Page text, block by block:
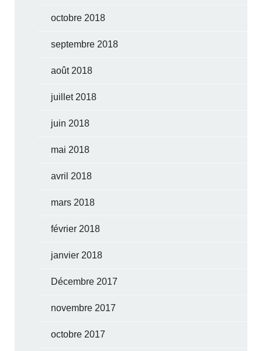
octobre 2018
septembre 2018
août 2018
juillet 2018
juin 2018
mai 2018
avril 2018
mars 2018
février 2018
janvier 2018
Décembre 2017
novembre 2017
octobre 2017